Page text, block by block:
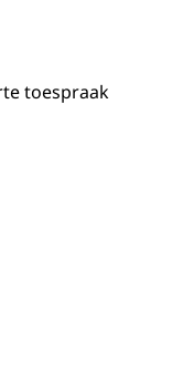
toespraak